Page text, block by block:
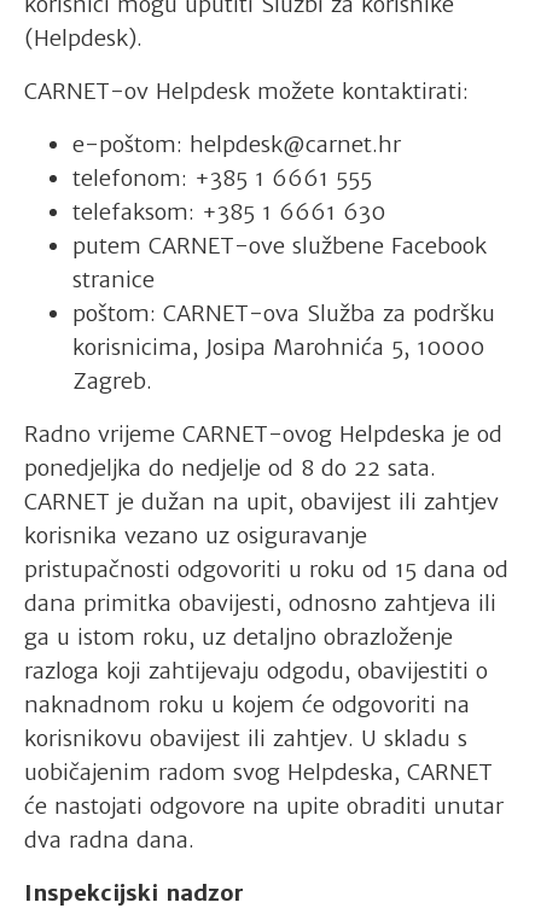
(Helpdesk).
CARNET-ov Helpdesk možete kontaktirati:
e-poštom: helpdesk@carnet.hr
telefonom: +385 1 6661 555
telefaksom: +385 1 6661 630
putem CARNET-ove službene Facebook
stranice
poštom: CARNET-ova Služba za podršku
korisnicima, Josipa Marohnića 5, 10000
Zagreb.
Radno vrijeme CARNET-ovog Helpdeska je od
ponedjeljka do nedjelje od 8 do 22 sata.
CARNET je dužan na upit, obavijest ili zahtjev
korisnika vezano uz osiguravanje
pristupačnosti odgovoriti u roku od 15 dana od
dana primitka obavijesti, odnosno zahtjeva ili
ga u istom roku, uz detaljno obrazloženje
razloga koji zahtijevaju odgodu, obavijestiti o
naknadnom roku u kojem će odgovoriti na
korisnikovu obavijest ili zahtjev. U skladu s
uobičajenim radom svog Helpdeska, CARNET
će nastojati odgovore na upite obraditi unutar
dva radna dana.
Inspekcijski nadzor